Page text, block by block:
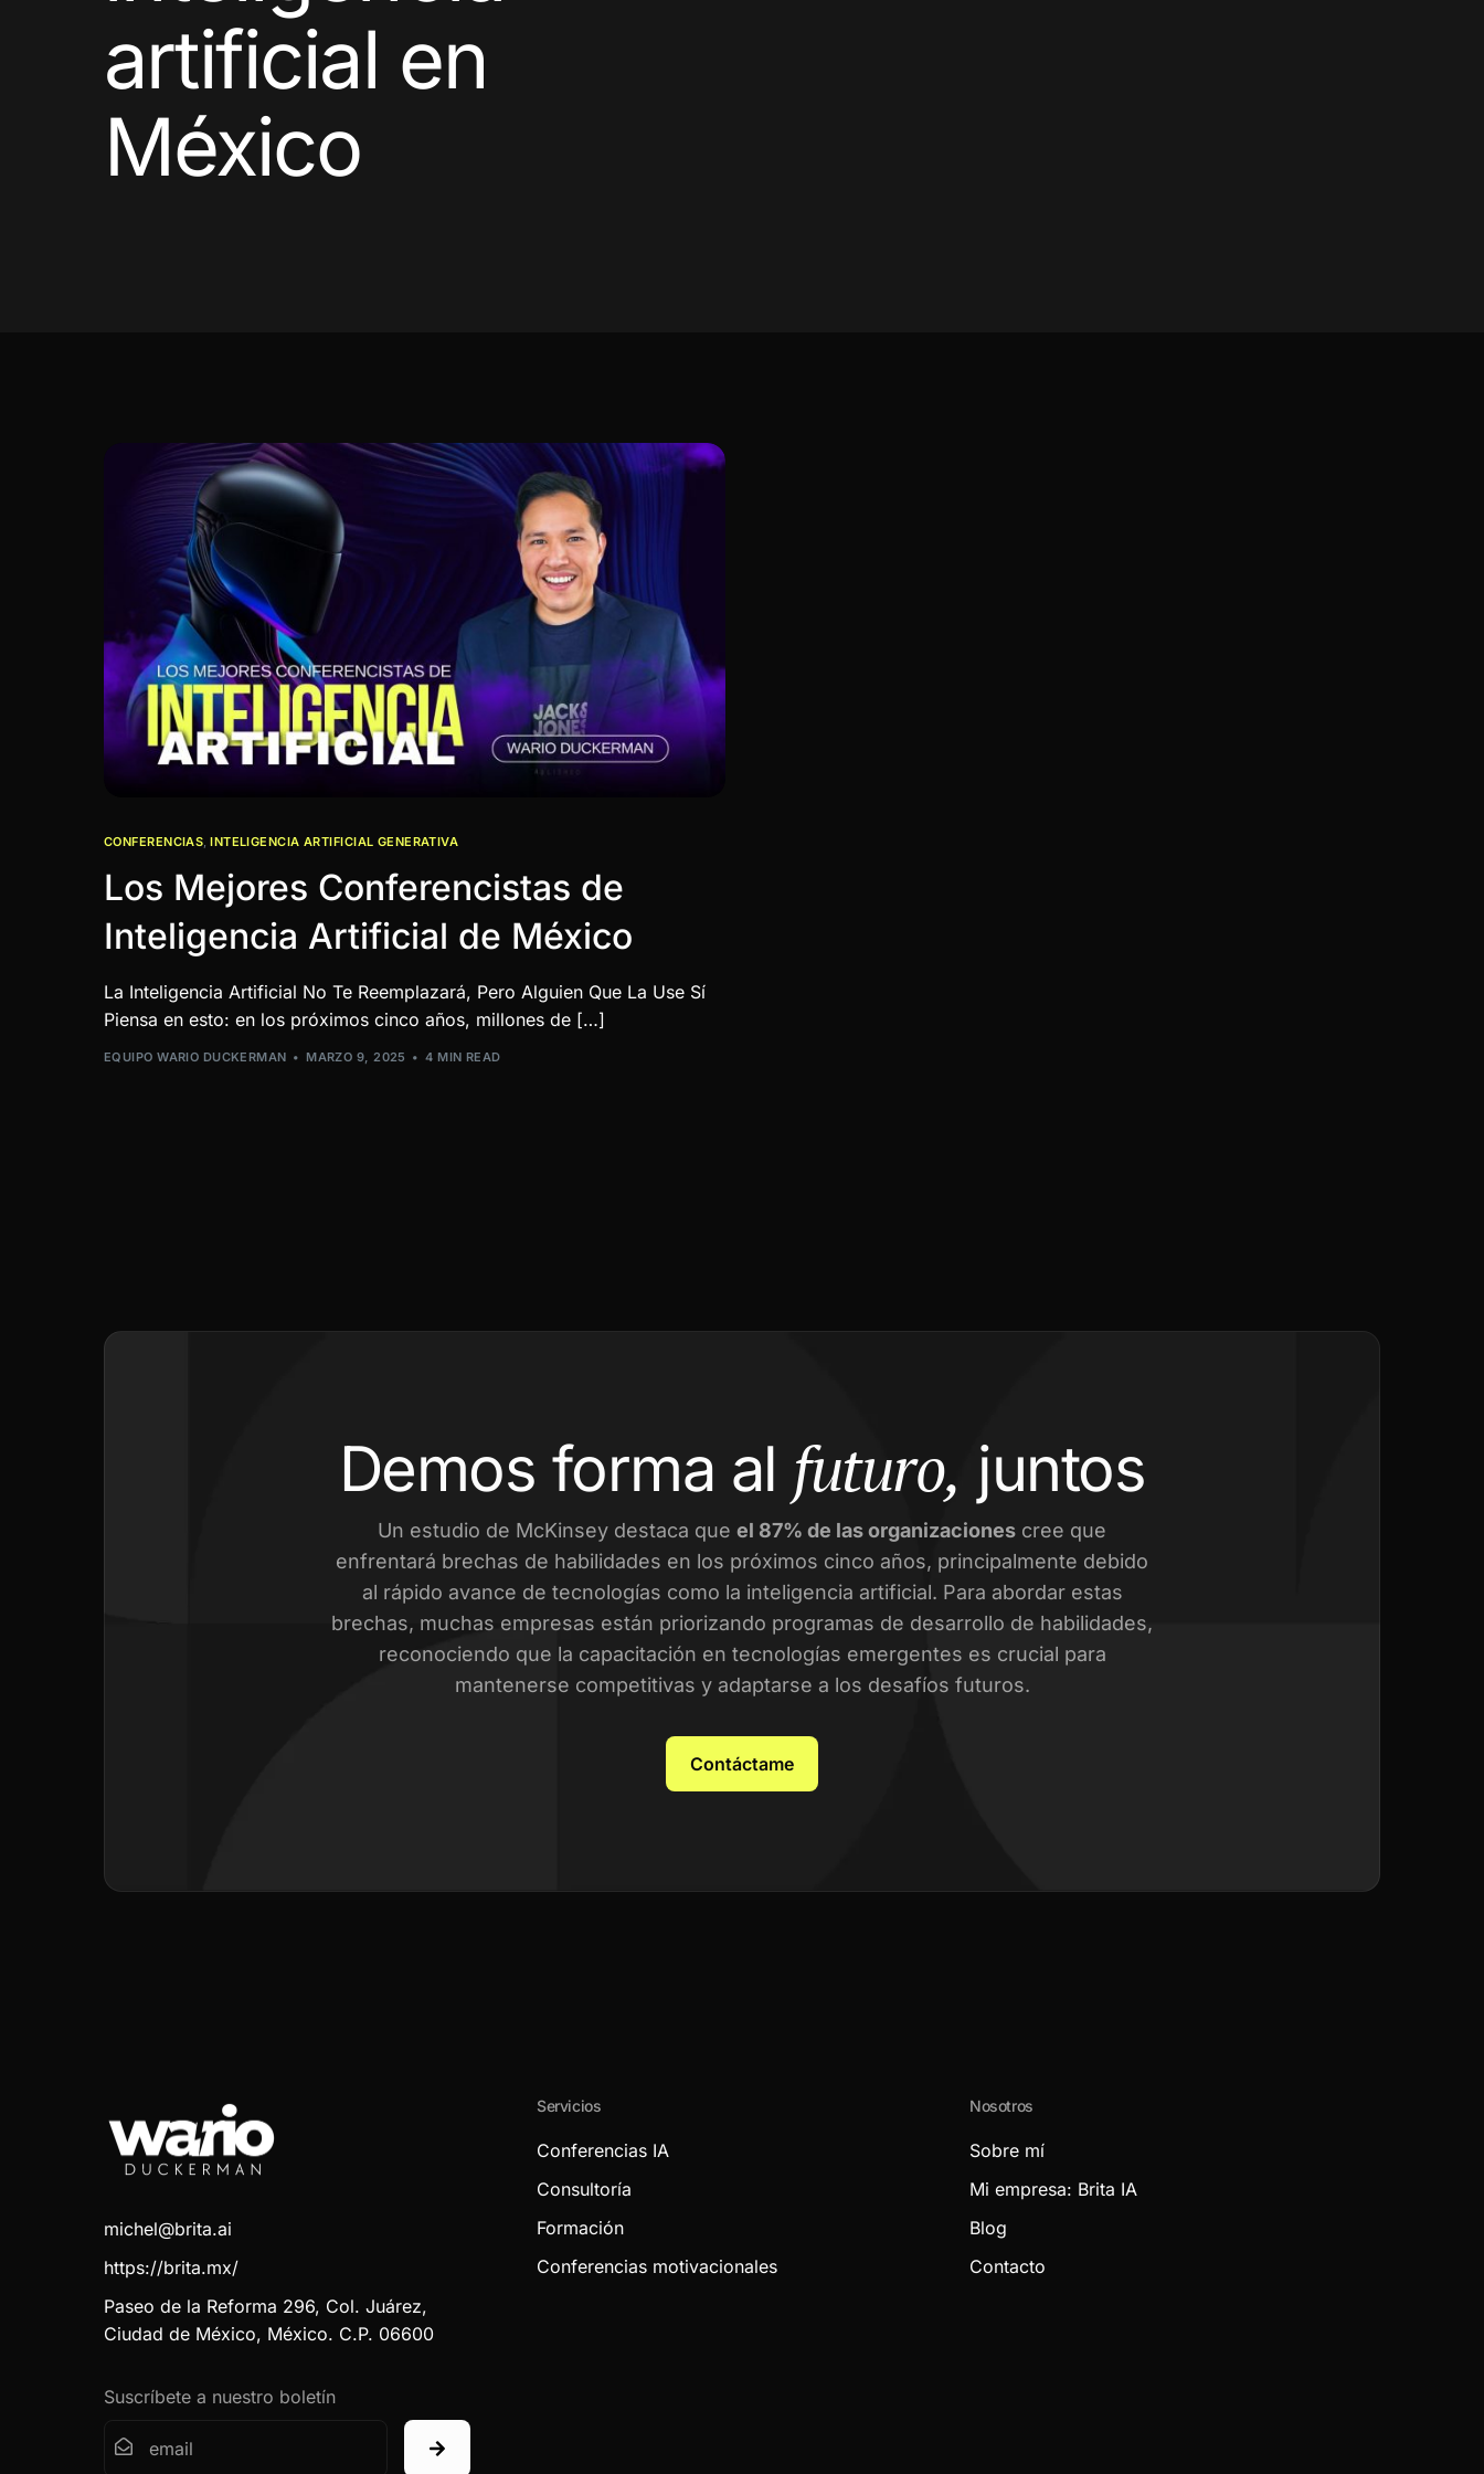
artificial en
México
CONFERENCIAS ,INTELIGENCIA ARTIFICIAL GENERATIVA
Los Mejores Conferencistas de
Inteligencia Artificial de México
La Inteligencia Artificial No Te Reemplazará, Pero Alguien Que La Use Sí
Piensa en esto: en los próximos cinco años, millones de […]
EQUIPO WARIO DUCKERMAN MARZO 9, 2025 4 MIN READ
Demos forma al futuro, juntos
Un estudio de McKinsey destaca que el 87% de las organizaciones cree que
enfrentará brechas de habilidades en los próximos cinco años, principalmente debido
al rápido avance de tecnologías como la inteligencia artificial. Para abordar estas
brechas, muchas empresas están priorizando programas de desarrollo de habilidades,
reconociendo que la capacitación en tecnologías emergentes es crucial para
mantenerse competitivas y adaptarse a los desafíos futuros.
Contáctame
michel@brita.ai
https://brita.mx/
Paseo de la Reforma 296, Col. Juárez,
Ciudad de México, México. C.P. 06600
Suscríbete a nuestro boletín
Servicios
Conferencias IA
Consultoría
Formación
Conferencias motivacionales
Nosotros
Sobre mí
Mi empresa: Brita IA
Blog
Contacto